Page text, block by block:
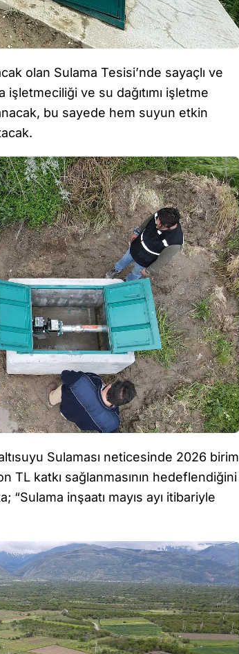
olan Sulama Tesisi’nde sayaçlı ve
ve su dağıtımı işletme
bu sayede hem suyun etkin
Sulaması neticesinde 2026 birim
TL katkı sağlanmasının hedeflendiğini
inşaatı mayıs ayı itibariyle